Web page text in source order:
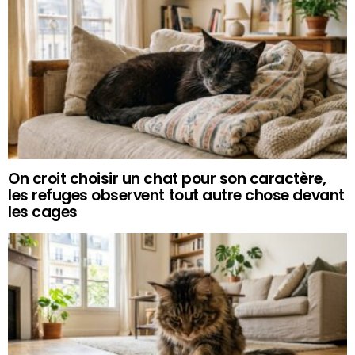
On croit choisir un chat pour son caractère,
les refuges observent tout autre chose devant
les cages